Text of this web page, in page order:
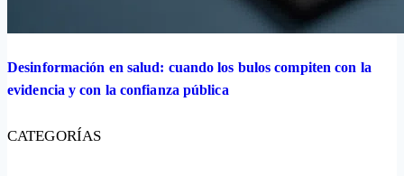
Desinformación en salud: cuando los bulos compiten con la
evidencia y con la confianza pública
CATEGORÍAS